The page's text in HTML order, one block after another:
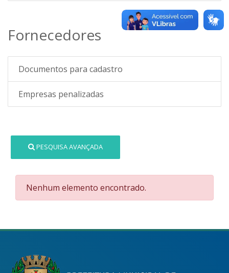
Fornecedores
Documentos para cadastro
Empresas penalizadas
PESQUISA AVANÇADA
Nenhum elemento encontrado.